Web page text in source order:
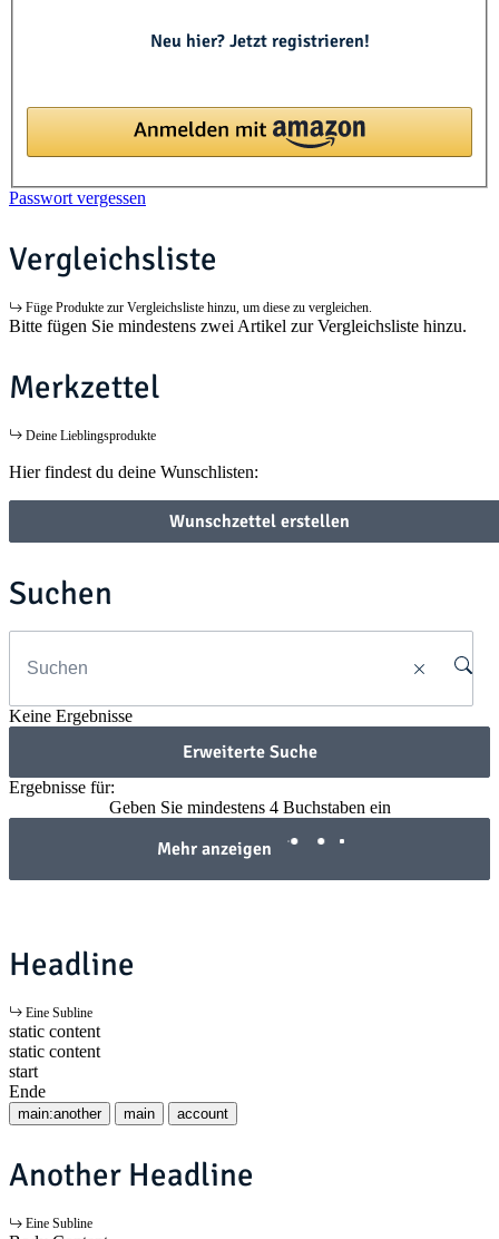
Neu hier? Jetzt registrieren!
Passwort vergessen
Vergleichsliste
Füge Produkte zur Vergleichsliste hinzu, um diese zu vergleichen.
Bitte fügen Sie mindestens zwei Artikel zur Vergleichsliste hinzu.
Merkzettel
Deine Lieblingsprodukte
Hier findest du deine Wunschlisten:
Wunschzettel erstellen
Suchen
Keine Ergebnisse
Erweiterte Suche
Ergebnisse für:
Geben Sie mindestens 4 Buchstaben ein
Mehr anzeigen
Headline
Eine Subline
static content
static content
start
Ende
main:another main account
Another Headline
Eine Subline